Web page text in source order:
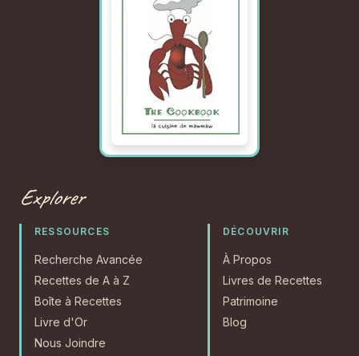
Explorer
RESSOURCES
Recherche Avancée
Recettes de A à Z
Boîte à Recettes
Livre d'Or
Nous Joindre
DÉCOUVRIR
À Propos
Livres de Recettes
Patrimoine
Blog